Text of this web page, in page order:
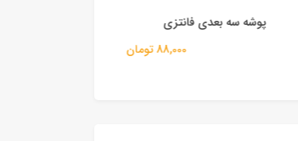
پوشه سه بعدی فانتزی
88,000 تومان